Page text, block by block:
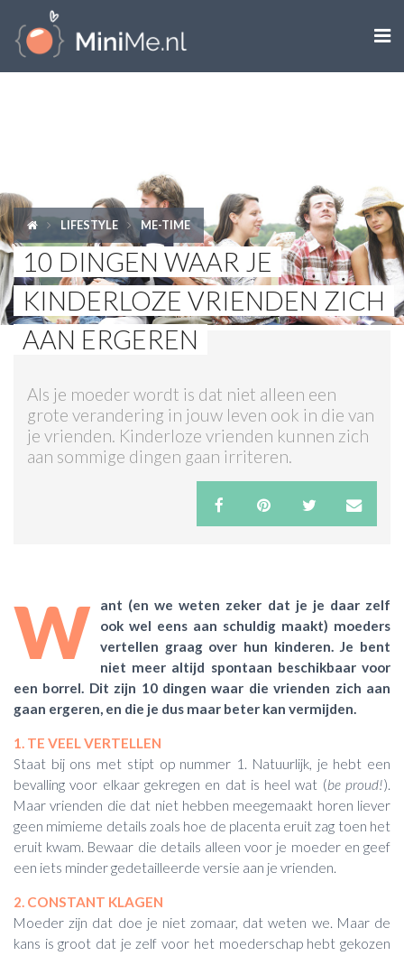

PEUTER
KIND
LIFESTYLE
SHOPS
ACTIES & KORTING
LIFESTYLE ME-TIME
10 DINGEN WAAR JE
KINDERLOZE VRIENDEN ZICH
AAN ERGEREN
Als je moeder wordt is dat niet alleen een
grote verandering in jouw leven ook in die van
je vrienden. Kinderloze vrienden kunnen zich
aan sommige dingen gaan irriteren.
W
ant (en we weten zeker dat je je daar zelf
ook wel eens aan schuldig maakt) moeders
vertellen graag over hun kinderen. Je bent
niet meer altijd spontaan beschikbaar voor
een borrel. Dit zijn 10 dingen waar die vrienden zich aan
gaan ergeren, en die je dus maar beter kan vermijden.
1. TE VEEL VERTELLEN
Staat bij ons met stipt op nummer 1. Natuurlijk, je hebt een
bevalling voor elkaar gekregen en dat is heel wat (be proud!).
Maar vrienden die dat niet hebben meegemaakt horen liever
geen mimieme details zoals hoe de placenta eruit zag toen het
eruit kwam. Bewaar die details alleen voor je moeder en geef
een iets minder gedetailleerde versie aan je vrienden.
2. CONSTANT KLAGEN
Moeder zijn dat doe je niet zomaar, dat weten we. Maar de
kans is groot dat je zelf voor het moederschap hebt gekozen